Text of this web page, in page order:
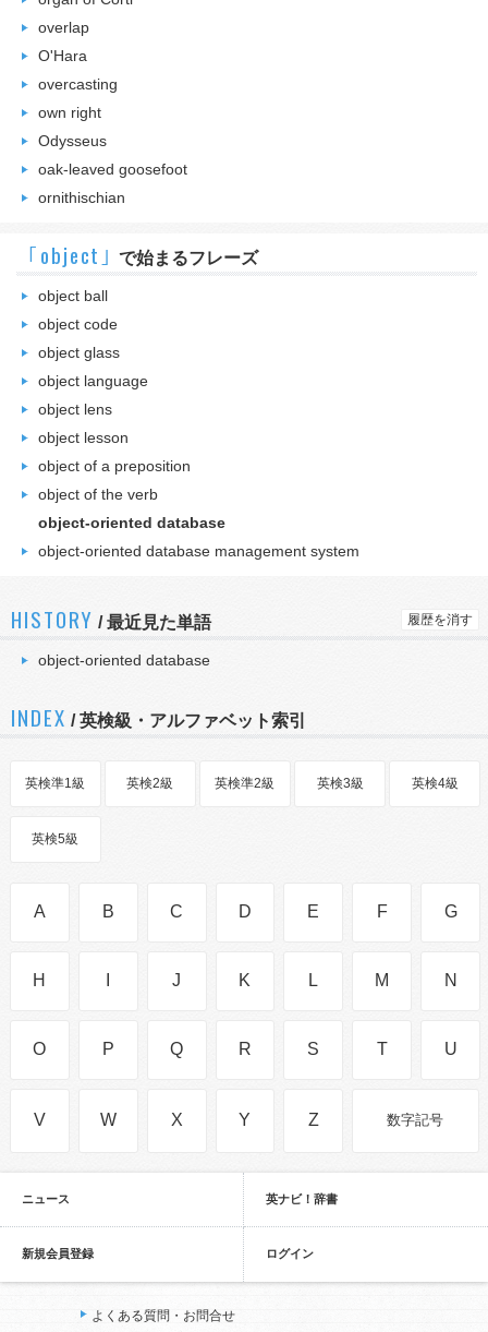
overlap
O'Hara
overcasting
own right
Odysseus
oak-leaved goosefoot
ornithischian
｢object｣ で始まるフレーズ
object ball
object code
object glass
object language
object lens
object lesson
object of a preposition
object of the verb
object-oriented database
object-oriented database management system
HISTORY /最近見た単語 履歴を消す
object-oriented database
INDEX / 英検級・アルファベット索引
英検準1級 英検2級 英検準2級 英検3級 英検4級
英検5級
A B C D E F G
H J K L M N
O P Q R S T U
V W X Y Z 数字記号
ニュース 英ナビ！辞書
新規会員登録 ログイン
よくある質問・お問合せ